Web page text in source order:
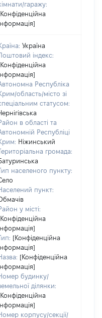
гаражу:
Україна
індекс:
Республіка
область/місто зі
статусом:
в області та
Республіці
Ніжинський
громада:
населеного пункту:
пункт:
у місті:
[Конфіденційна
[Конфіденційна
будинку/
ділянки:
корпусу/секції/